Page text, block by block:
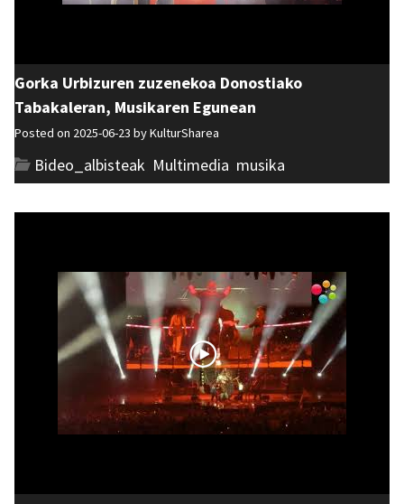
Gorka Urbizuren zuzenekoa Donostiako
Tabakaleran, Musikaren Egunean
Posted on 2025-06-23 byKulturSharea
Bideo_albisteak Multimedia musika